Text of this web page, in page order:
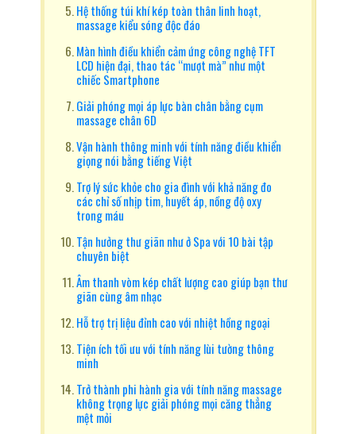
Hệ thống túi khí kép toàn thân linh hoạt,
massage kiểu sóng độc đáo
Màn hình điều khiển cảm ứng công nghệ TFT
LCD hiện đại, thao tác “mượt mà” như một
chiếc Smartphone
Giải phóng mọi áp lực bàn chân bằng cụm
massage chân 6D
Vận hành thông minh với tính năng điều khiển
giọng nói bằng tiếng Việt
Trợ lý sức khỏe cho gia đình với khả năng đo
các chỉ số nhịp tim, huyết áp, nồng độ oxy
trong máu
Tận hưởng thư giãn như ở Spa với 10 bài tập
chuyên biệt
Âm thanh vòm kép chất lượng cao giúp bạn thư
giãn cùng âm nhạc
Hỗ trợ trị liệu đỉnh cao với nhiệt hồng ngoại
Tiện ích tối ưu với tính năng lùi tường thông
minh
Trở thành phi hành gia với tính năng massage
không trọng lực giải phóng mọi căng thẳng
mệt mỏi